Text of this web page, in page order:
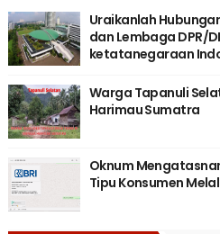
Uraikanlah
dan Lembaga DPR/
ketatanegaraan
Warga Tapanuli
Harimau Sumatra
Oknum
Tipu Konsumen